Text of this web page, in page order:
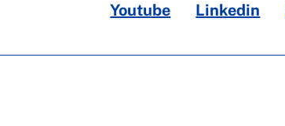
Youtube
Linkedin